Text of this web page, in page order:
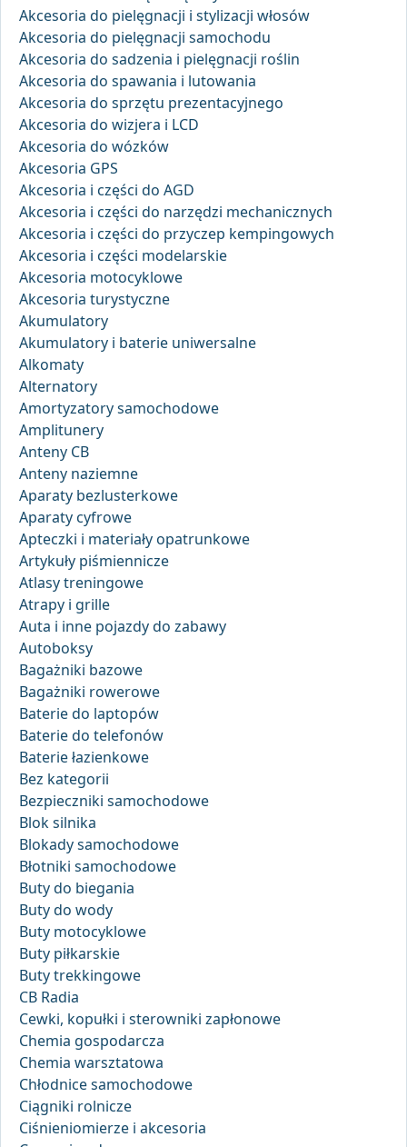
Akcesoria do pielęgnacji i stylizacji włosów
Akcesoria do pielęgnacji samochodu
Akcesoria do sadzenia i pielęgnacji roślin
Akcesoria do spawania i lutowania
Akcesoria do sprzętu prezentacyjnego
Akcesoria do wizjera i LCD
Akcesoria do wózków
Akcesoria GPS
Akcesoria i części do AGD
Akcesoria i części do narzędzi mechanicznych
Akcesoria i części do przyczep kempingowych
Akcesoria i części modelarskie
Akcesoria motocyklowe
Akcesoria turystyczne
Akumulatory
Akumulatory i baterie uniwersalne
Alkomaty
Alternatory
Amortyzatory samochodowe
Amplitunery
Anteny CB
Anteny naziemne
Aparaty bezlusterkowe
Aparaty cyfrowe
Apteczki i materiały opatrunkowe
Artykuły piśmiennicze
Atlasy treningowe
Atrapy i grille
Auta i inne pojazdy do zabawy
Autoboksy
Bagażniki bazowe
Bagażniki rowerowe
Baterie do laptopów
Baterie do telefonów
Baterie łazienkowe
Bez kategorii
Bezpieczniki samochodowe
Blok silnika
Blokady samochodowe
Błotniki samochodowe
Buty do biegania
Buty do wody
Buty motocyklowe
Buty piłkarskie
Buty trekkingowe
CB Radia
Cewki, kopułki i sterowniki zapłonowe
Chemia gospodarcza
Chemia warsztatowa
Chłodnice samochodowe
Ciągniki rolnicze
Ciśnieniomierze i akcesoria